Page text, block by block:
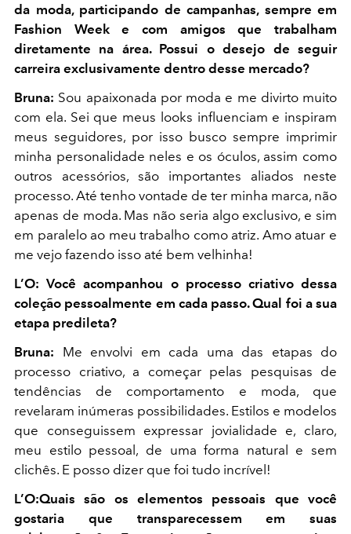
da moda, participando de campanhas, sempre em
Fashion Week e com amigos que trabalham
diretamente na área. Possui o desejo de seguir
carreira exclusivamente dentro desse mercado?
Bruna: Sou apaixonada por moda e me divirto muito
com ela. Sei que meus looks influenciam e inspiram
meus seguidores, por isso busco sempre imprimir
minha personalidade neles e os óculos, assim como
outros acessórios, são importantes aliados neste
processo. Até tenho vontade de ter minha marca, não
apenas de moda. Mas não seria algo exclusivo, e sim
em paralelo ao meu trabalho como atriz. Amo atuar e
me vejo fazendo isso até bem velhinha!
L’O: Você acompanhou o processo criativo dessa
coleção pessoalmente em cada passo. Qual foi a sua
etapa predileta?
Bruna: Me envolvi em cada uma das etapas do
processo criativo, a começar pelas pesquisas de
tendências de comportamento e moda, que
revelaram inúmeras possibilidades. Estilos e modelos
que conseguissem expressar jovialidade e, claro,
meu estilo pessoal, de uma forma natural e sem
clichês. E posso dizer que foi tudo incrível!
L’O:Quais são os elementos pessoais que você
gostaria que transparecessem em suas